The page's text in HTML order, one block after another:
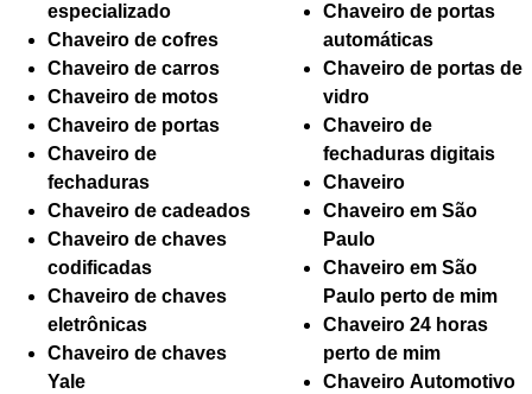
especializado
Chaveiro de cofres
Chaveiro de carros
Chaveiro de motos
Chaveiro de portas
Chaveiro de
fechaduras
Chaveiro de cadeados
Chaveiro de chaves
codificadas
Chaveiro de chaves
eletrônicas
Chaveiro de chaves
Yale
Chaveiro de portas
automáticas
Chaveiro de portas de
vidro
Chaveiro de
fechaduras digitais
Chaveiro
Chaveiro em São
Paulo
Chaveiro em São
Paulo perto de mim
Chaveiro 24 horas
perto de mim
Chaveiro Automotivo